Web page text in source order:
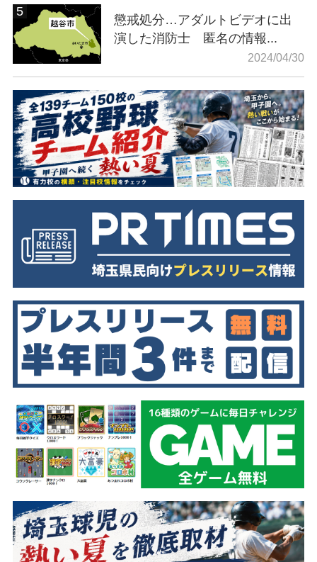
懲戒処分…アダルトビデオに出
演した消防士 匿名の情報...
2024/04/30